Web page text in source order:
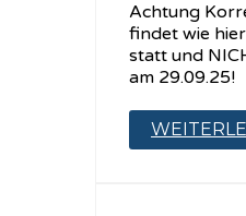
Achtung
findet wie
statt und
am 29.09.25!